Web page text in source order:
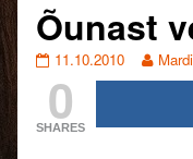
Õunast
Õunast
veinini.
published
on
11.10.2010
Read
more
0
SHARES